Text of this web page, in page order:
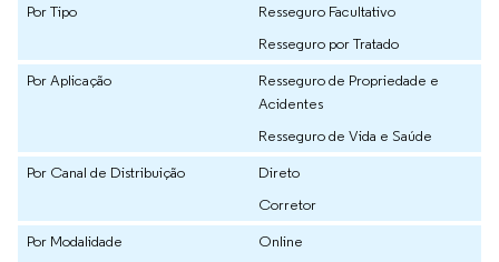
Por Tipo
Resseguro Facultativo
Resseguro por Tratado
Por Aplicação
Resseguro de Propriedade e
Acidentes
Resseguro de Vida e Saúde
Por Canal de Distribuição
Direto
Corretor
Por Modalidade
Online